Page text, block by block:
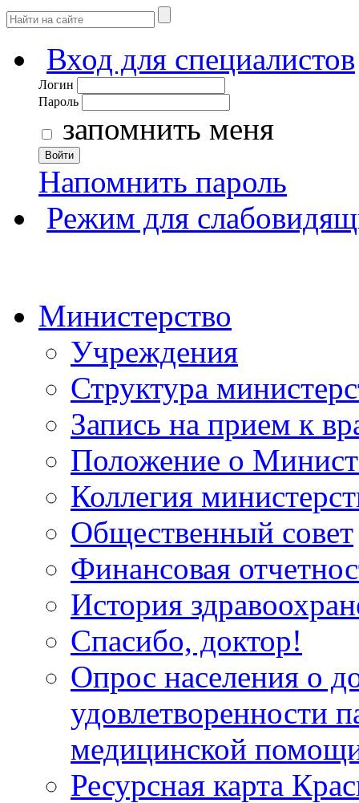
Вход для специалистов
Логин
Пароль
запомнить меня
Войти
Напомнить пароль
Режим для
Министерство
Учреждения
Структура
Запись на прием к
Положение о
Коллегия
Общественный совет
Финансовая
История
Спасибо, доктор!
Опрос населения о
удовлетворенности
медицинской
Ресурсная карта